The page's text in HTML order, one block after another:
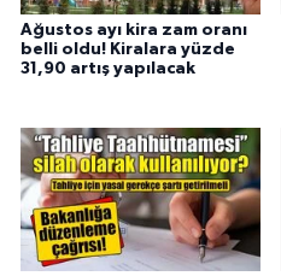
Ağustos ayı kira zam oranı
belli oldu! Kiralara yüzde
31,90 artış yapılacak